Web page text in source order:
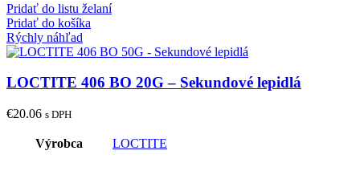
Pridať do listu želaní
Pridať do košíka
Rýchly náhľad
LOCTITE 406 BO 20G – Sekundové lepidlá
€20.06 s DPH
Výrobca LOCTITE